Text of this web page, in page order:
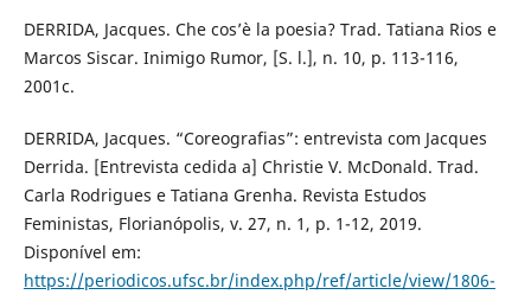
DERRIDA, Jacques. Che cos’è la poesia? Trad. Tatiana Rios e
Marcos Siscar. Inimigo Rumor, [S. l.], n. 10, p. 113-116,
2001c.
DERRIDA, Jacques. “Coreografias”: entrevista com Jacques
Derrida. [Entrevista cedida a] Christie V. McDonald. Trad.
Carla Rodrigues e Tatiana Grenha. Revista Estudos
Feministas, Florianópolis, v. 27, n. 1, p. 1-12, 2019.
Disponível em:
https://periodicos.ufsc.br/index.php/ref/article/view/1806-